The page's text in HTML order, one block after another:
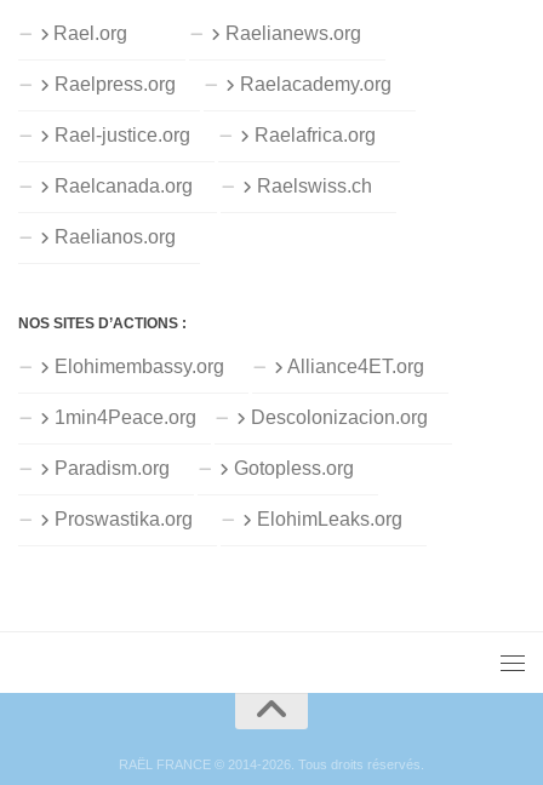
Rael.org Raelianews.org
Raelpress.org Raelacademy.org
Rael-justice.org Raelafrica.org
Raelcanada.org Raelswiss.ch
Raelianos.org
NOS SITES D’ACTIONS :
Elohimembassy.org Alliance4ET.org
1min4Peace.org Descolonizacion.org
Paradism.org Gotopless.org
Proswastika.org ElohimLeaks.org
RAËL FRANCE © 2014-2026. Tous droits réservés.